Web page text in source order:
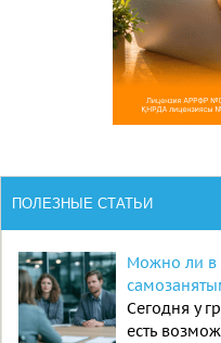
ПОЛЕЗНЫЕ СТАТЬИ
Можно ли в
Сегодня у
есть